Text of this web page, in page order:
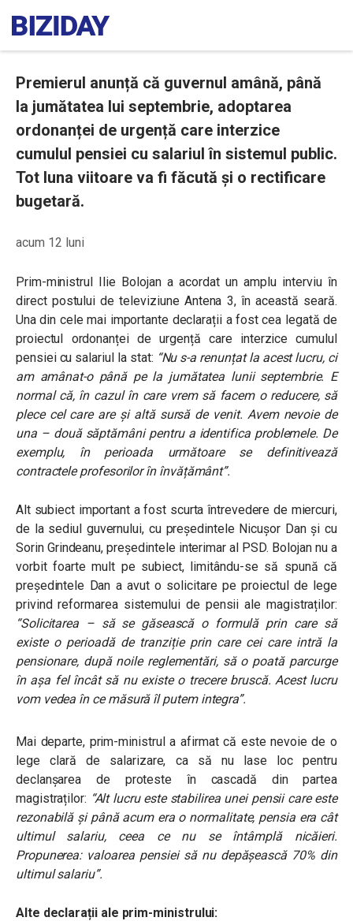
Premierul anunță că guvernul amână, până
la jumătatea lui septembrie, adoptarea
ordonanței de urgență care interzice
cumulul pensiei cu salariul în sistemul public.
Tot luna viitoare va fi făcută și o rectificare
bugetară.
acum 12 luni
Prim-ministrul Ilie Bolojan a acordat un amplu interviu în
direct postului de televiziune Antena 3, în această seară.
Una din cele mai importante declarații a fost cea legată de
proiectul ordonanței de urgență care interzice cumulul
pensiei cu salariul la stat: “Nu s-a renunțat la acest lucru, ci
am amânat-o până pe la jumătatea lunii septembrie. E
normal că, în cazul în care vrem să facem o reducere, să
plece cel care are și altă sursă de venit. Avem nevoie de
una – două săptămâni pentru a identifica problemele. De
exemplu, în perioada următoare se definitivează
contractele profesorilor în învățământ”.
Alt subiect important a fost scurta întrevedere de miercuri,
de la sediul guvernului, cu președintele Nicușor Dan și cu
Sorin Grindeanu, președintele interimar al PSD. Bolojan nu a
vorbit foarte mult pe subiect, limitându-se să spună că
președintele Dan a avut o solicitare pe proiectul de lege
privind reformarea sistemului de pensii ale magistraților:
“Solicitarea – să se găsească o formulă prin care să
existe o perioadă de tranziție prin care cei care intră la
pensionare, după noile reglementări, să o poată parcurge
în aşa fel încât să nu existe o trecere bruscă. Acest lucru
vom vedea în ce măsură îl putem integra”.
Mai departe, prim-ministrul a afirmat că este nevoie de o
lege clară de salarizare, ca să nu lase loc pentru
declanșarea de proteste în cascadă din partea
magistraților: “Alt lucru este stabilirea unei pensii care este
rezonabilă și până acum era o normalitate, pensia era cât
ultimul salariu, ceea ce nu se întâmplă nicăieri.
Propunerea: valoarea pensiei să nu depășească 70% din
ultimul salariu”.
Alte declarații ale prim-ministrului: